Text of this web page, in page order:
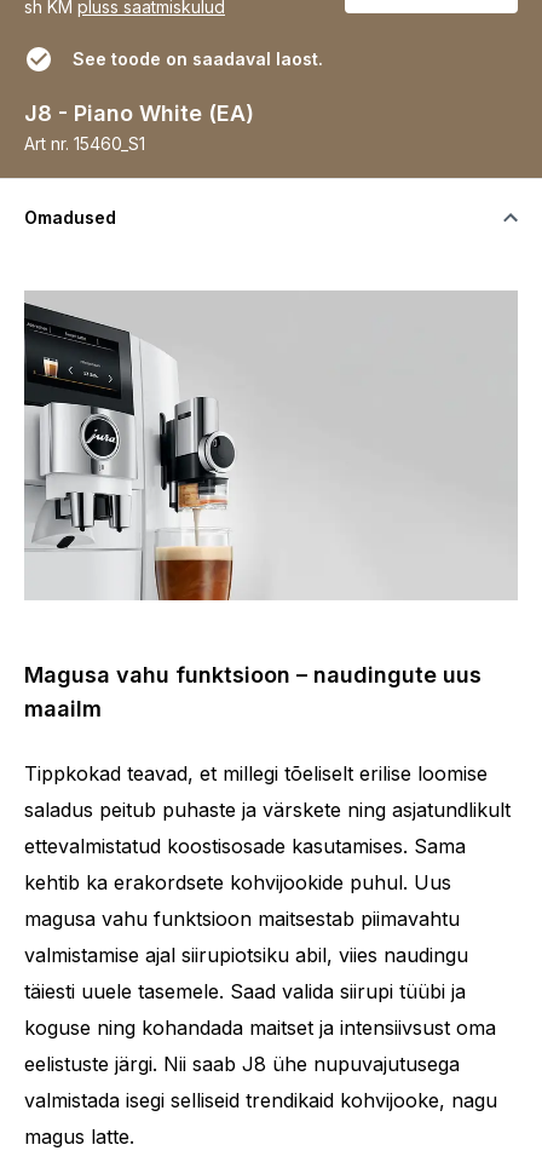
sh KM pluss saatmiskulud
See toode on saadaval laost.
J8 - Piano White (EA)
Art nr. 15460_S1
Omadused
Magusa vahu funktsioon – naudingute uus
maailm
Tippkokad teavad, et millegi tõeliselt erilise loomise
saladus peitub puhaste ja värskete ning asjatundlikult
ettevalmistatud koostisosade kasutamises. Sama
kehtib ka erakordsete kohvijookide puhul. Uus
magusa vahu funktsioon maitsestab piimavahtu
valmistamise ajal siirupiotsiku abil, viies naudingu
täiesti uuele tasemele. Saad valida siirupi tüübi ja
koguse ning kohandada maitset ja intensiivsust oma
eelistuste järgi. Nii saab J8 ühe nupuvajutusega
valmistada isegi selliseid trendikaid kohvijooke, nagu
magus latte.